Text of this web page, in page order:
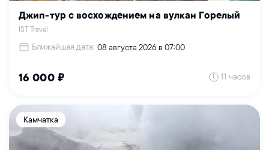
Джип-тур с восхождением на вулкан Горелый
IST Travel
Ближайшая дата: 08 августа 2026 в 07:00
16 000 ₽ 11 часов
Камчатка